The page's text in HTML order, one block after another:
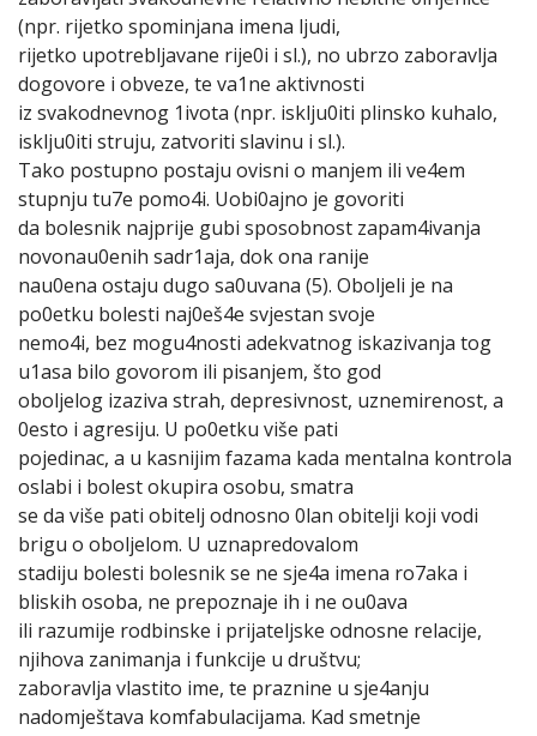
(npr. rijetko spominjana imena ljudi,
rijetko upotrebljavane rije0i i sl.), no ubrzo zaboravlja
dogovore i obveze, te va1ne aktivnosti
iz svakodnevnog 1ivota (npr. isklju0iti plinsko kuhalo,
isklju0iti struju, zatvoriti slavinu i sl.).
Tako postupno postaju ovisni o manjem ili ve4em
stupnju tu7e pomo4i. Uobi0ajno je govoriti
da bolesnik najprije gubi sposobnost zapam4ivanja
novonau0enih sadr1aja, dok ona ranije
nau0ena ostaju dugo sa0uvana (5). Oboljeli je na
po0etku bolesti naj0eš4e svjestan svoje
nemo4i, bez mogu4nosti adekvatnog iskazivanja tog
u1asa bilo govorom ili pisanjem, što god
oboljelog izaziva strah, depresivnost, uznemirenost, a
0esto i agresiju. U po0etku više pati
pojedinac, a u kasnijim fazama kada mentalna kontrola
oslabi i bolest okupira osobu, smatra
se da više pati obitelj odnosno 0lan obitelji koji vodi
brigu o oboljelom. U uznapredovalom
stadiju bolesti bolesnik se ne sje4a imena ro7aka i
bliskih osoba, ne prepoznaje ih i ne ou0ava
ili razumije rodbinske i prijateljske odnosne relacije,
njihova zanimanja i funkcije u društvu;
zaboravlja vlastito ime, te praznine u sje4anju
nadomještava komfabulacijama. Kad smetnje